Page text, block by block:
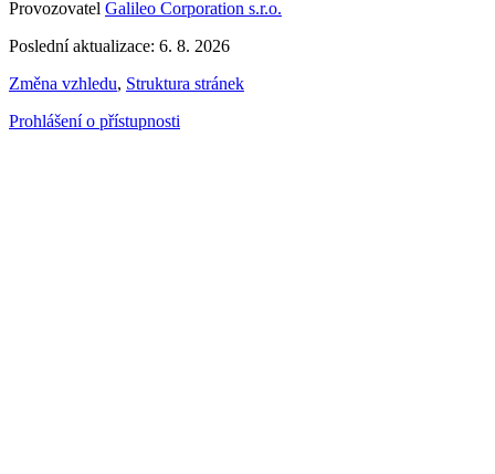
Provozovatel Galileo Corporation s.r.o.
Poslední aktualizace: 6. 8. 2026
Změna vzhledu, Struktura stránek
Prohlášení o přístupnosti